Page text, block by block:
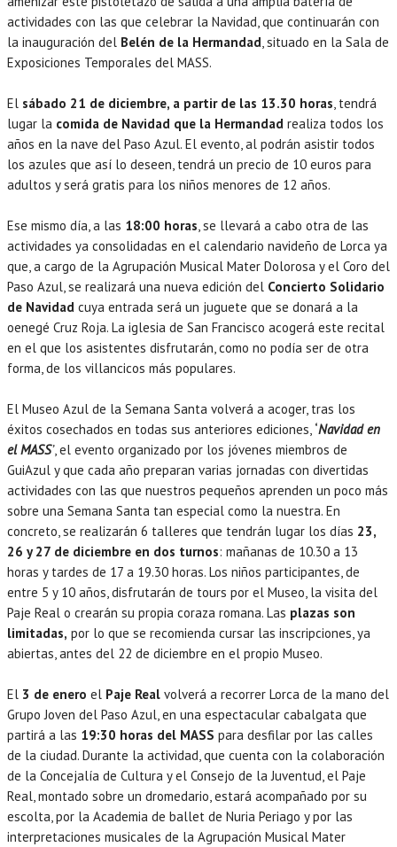
actividades con las que celebrar la Navidad, que continuarán con
la inauguración del Belén de la Hermandad , situado en la Sala de
Exposiciones Temporales del MASS.
El sábado 21 de diciembre, a partir de las 13.30 horas , tendrá
lugar la comida de Navidad que la Hermandad realiza todos los
años en la nave del Paso Azul. El evento, al podrán asistir todos
los azules que así lo deseen, tendrá un precio de 10 euros para
adultos y será gratis para los niños menores de 12 años.
Ese mismo día, a las 18:00 horas , se llevará a cabo otra de las
actividades ya consolidadas en el calendario navideño de Lorca ya
que, a cargo de la Agrupación Musical Mater Dolorosa y el Coro del
Paso Azul, se realizará una nueva edición del Concierto Solidario
de Navidad cuya entrada será un juguete que se donará a la
oenegé Cruz Roja. La iglesia de San Francisco acogerá este recital
en el que los asistentes disfrutarán, como no podía ser de otra
forma, de los villancicos más populares.
El Museo Azul de la Semana Santa volverá a acoger, tras los
éxitos cosechados en todas sus anteriores ediciones, ‘Navidad en
el MASS’, el evento organizado por los jóvenes miembros de
GuiAzul y que cada año preparan varias jornadas con divertidas
actividades con las que nuestros pequeños aprenden un poco más
sobre una Semana Santa tan especial como la nuestra. En
concreto, se realizarán 6 talleres que tendrán lugar los días 23,
26 y 27 de diciembre en dos turnos: mañanas de 10.30 a 13
horas y tardes de 17 a 19.30 horas. Los niños participantes, de
entre 5 y 10 años, disfrutarán de tours por el Museo, la visita del
Paje Real o crearán su propia coraza romana. Las plazas son
limitadas, por lo que se recomienda cursar las inscripciones, ya
abiertas, antes del 22 de diciembre en el propio Museo.
El 3 de enero el Paje Real volverá a recorrer Lorca de la mano del
Grupo Joven del Paso Azul, en una espectacular cabalgata que
partirá a las 19:30 horas del MASS para desfilar por las calles
de la ciudad. Durante la actividad, que cuenta con la colaboración
de la Concejalía de Cultura y el Consejo de la Juventud, el Paje
Real, montado sobre un dromedario, estará acompañado por su
escolta, por la Academia de ballet de Nuria Periago y por las
interpretaciones musicales de la Agrupación Musical Mater